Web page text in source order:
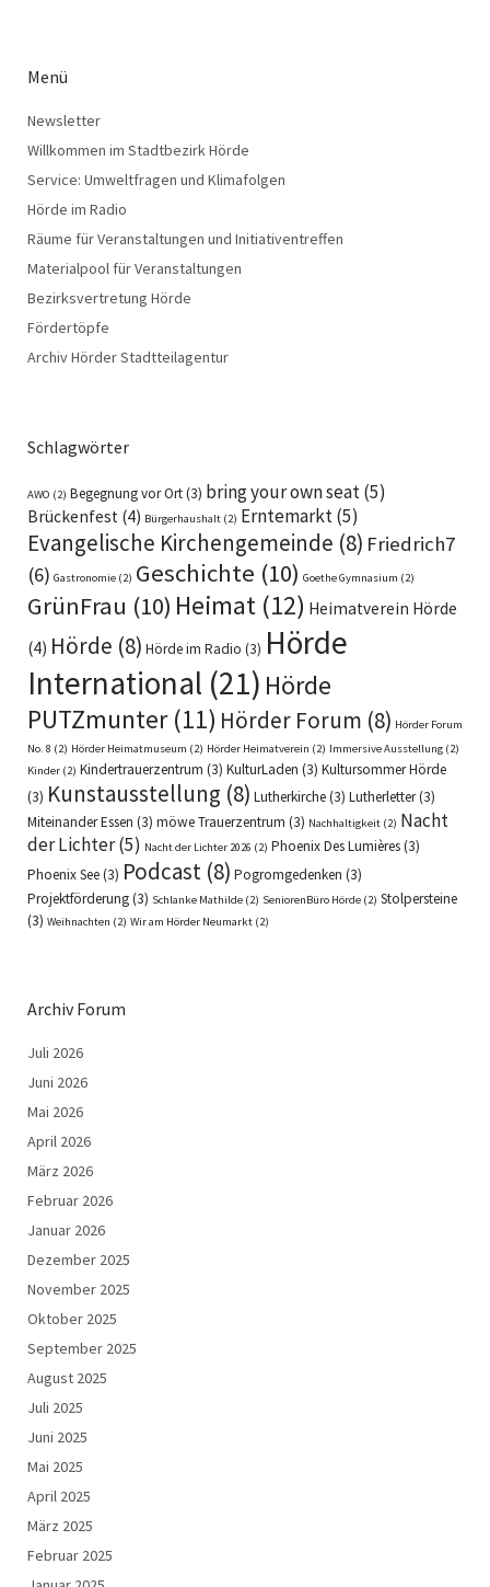
Menü
Newsletter
Willkommen im Stadtbezirk Hörde
Service: Umweltfragen und Klimafolgen
Hörde im Radio
Räume für Veranstaltungen und Initiativentreffen
Materialpool für Veranstaltungen
Bezirksvertretung Hörde
Fördertöpfe
Archiv Hörder Stadtteilagentur
Schlagwörter
AWO (2) Begegnung vor Ort(3) bring your own seat(5)
Brückenfest (4) Bürgerhaushalt (2) Erntemarkt(5)
Evangelische Kirchengemeinde (8) Friedrich7
(6) Gastronomie (2) Geschichte (10) Goethe Gymnasium (2)
GrünFrau (10) Heimat (12) Heimatverein Hörde
(4) Hörde (8) Hörde im Radio (3) Hörde
International (21) Hörde
PUTZmunter(11) Hörder Forum (8) Hörder Forum
No. 8 (2) Hörder Heimatmuseum (2) Hörder Heimatverein (2) Immersive Ausstellung (2)
Kinder (2) Kindertrauerzentrum (3) KulturLaden (3) Kultursommer Hörde
(3) Kunstausstellung (8) Lutherkirche(3) Lutherletter(3)
Miteinander Essen (3) möwe Trauerzentrum (3) Nachhaltigkeit (2) Nacht
der Lichter(5) Nacht der Lichter 2026 (2) Phoenix Des Lumières(3)
Phoenix See(3) Podcast (8) Pogromgedenken (3)
Projektförderung(3) Schlanke Mathilde (2) SeniorenBüro Hörde (2) Stolpersteine
(3) Weihnachten (2) Wir am Hörder Neumarkt (2)
Archiv Forum
Juli 2026
Juni 2026
Mai 2026
April 2026
März 2026
Februar 2026
Januar 2026
Dezember 2025
November 2025
Oktober 2025
September 2025
August 2025
Juli 2025
Juni 2025
Mai 2025
April 2025
März 2025
Februar 2025